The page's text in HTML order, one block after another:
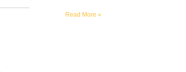
Read More »